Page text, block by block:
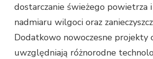
dostarczanie świeżego powietrza
nadmiaru wilgoci oraz
Dodatkowo nowoczesne projekty
uwzględniają różnorodne